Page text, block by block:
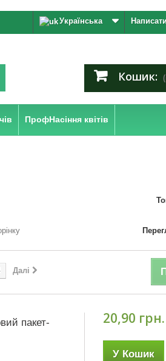
Українська
Кошик:
ПрофНасіння квітів
Далі
пакет-
20,90 грн.
У Кошик